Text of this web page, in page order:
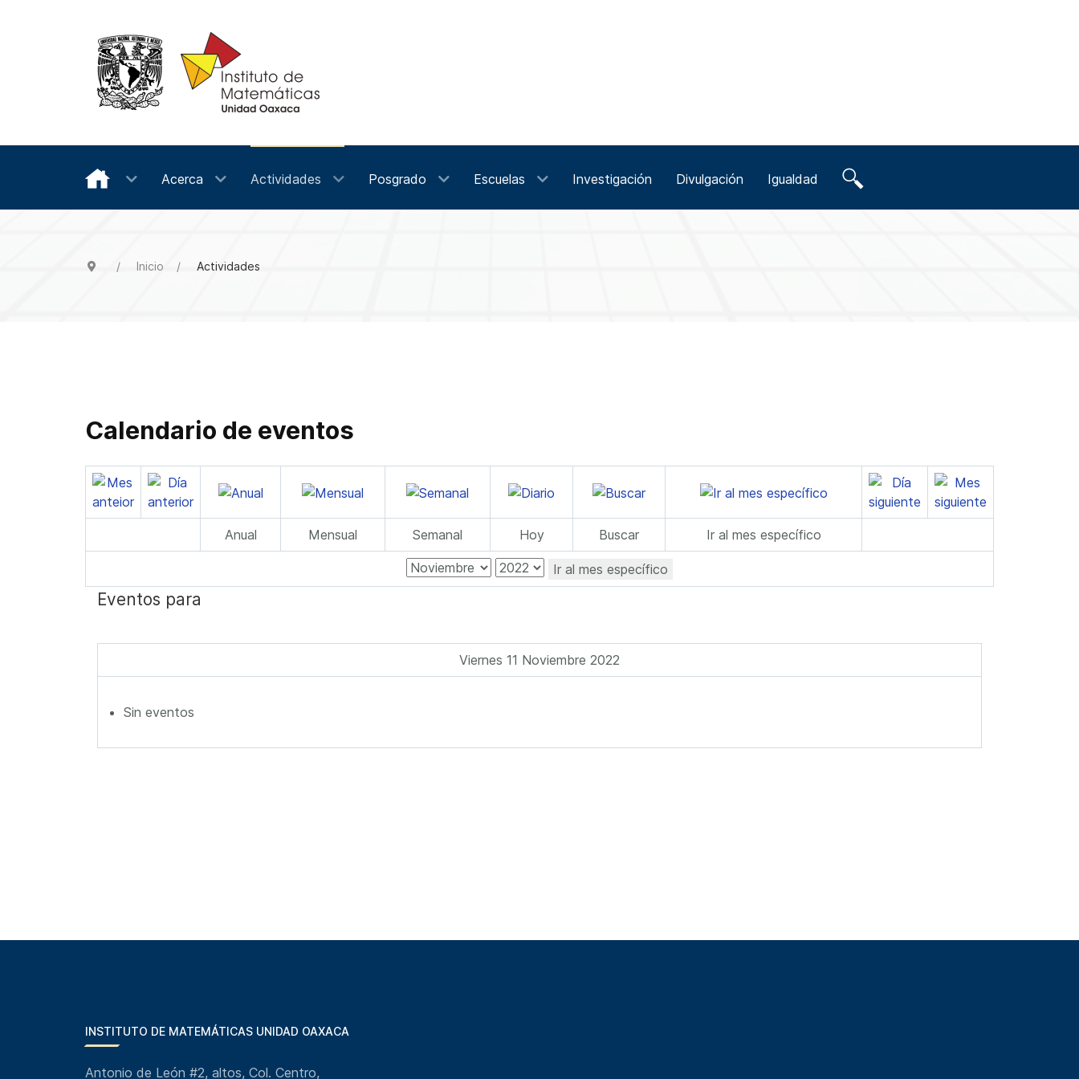
Acerca Actividades Posgrado Escuelas Investigación Divulgación Igualdad
Inicio Actividades
Calendario de eventos
Anual Mensual Semanal Hoy Buscar Ir al mes específico
Ir al mes específico
Eventos para
Viernes 11 Noviembre 2022
Sin eventos
INSTITUTO DE MATEMÁTICAS UNIDAD OAXACA
Antonio de León #2, altos, Col. Centro,